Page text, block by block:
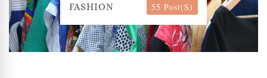
FASHION 55 Post(s)